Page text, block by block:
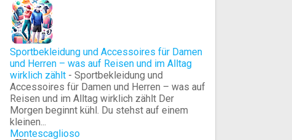
Sportbekleidung und Accessoires für Damen
und Herren – was auf Reisen und im Alltag
wirklich zählt - Sportbekleidung und
Accessoires für Damen und Herren – was auf
Reisen und im Alltag wirklich zählt Der
Morgen beginnt kühl. Du stehst auf einem
kleinen...
Montescaglioso